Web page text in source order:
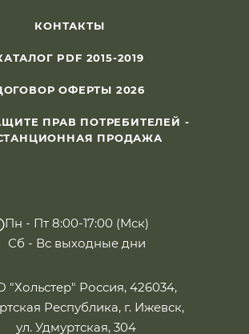
КОНТАКТЫ
PDF 2015-2019
ОФЕРТЫ 2026
ПРАВ ПОТРЕБИТЕЛЕЙ -
ПРОДАЖА
Пн - Пт 8:00-17:00 (Мск)
Сб - Вс выходные дни
Россия, 426034,
Республика, г. Ижевск,
ул. Удмуртская, 304